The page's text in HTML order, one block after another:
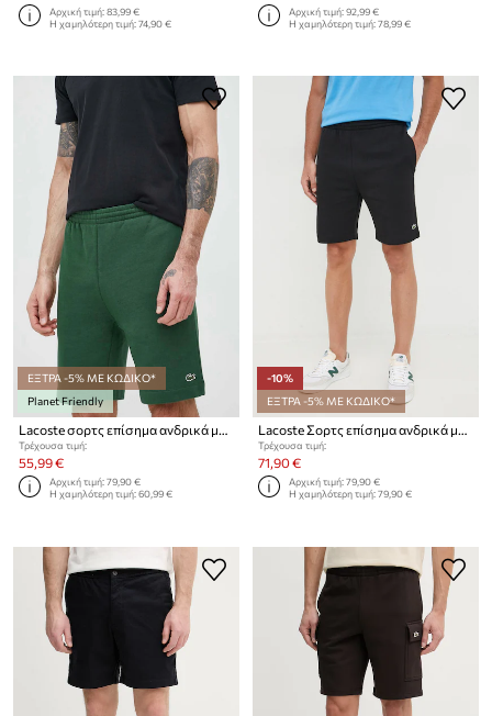
Αρχική τιμή:83,99 €
Η χαμηλότερη τιμή:74,90 €
Αρχική τιμή:92,99 €
Η χαμηλότερη τιμή:78,99 €
ΕΞΤΡΑ -5% ΜΕ ΚΩΔΙΚΟ*
Planet Friendly
Lacoste σορτς επίσημα ανδρικά με βαμβάκι
Τρέχουσα τιμή:
55,99 €
Αρχική τιμή:79,90 €
Η χαμηλότερη τιμή:60,99 €
-10%
ΕΞΤΡΑ -5% ΜΕ ΚΩΔΙΚΟ*
Lacoste Σορτς επίσημα ανδρικά με βαμβάκι
Τρέχουσα τιμή:
71,90 €
Αρχική τιμή:79,90 €
Η χαμηλότερη τιμή:79,90 €